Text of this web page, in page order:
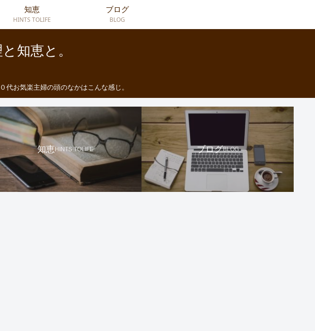
知恵と。
お気楽主婦の頭のなかはこんな感じ。
知恵
HINTS TOLIFE
ブログ
BLOG
知恵HINTS TOLIFE ブログBLOG